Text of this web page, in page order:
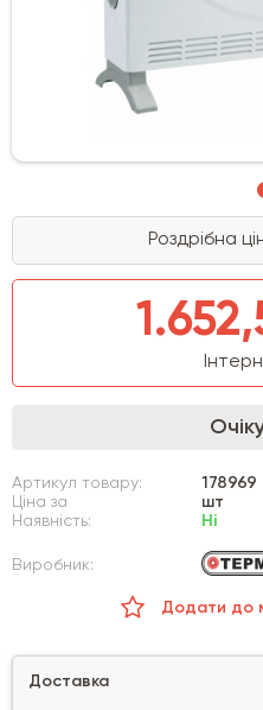
Роздрібна
Артикул товару:
178969
Ціна за
шт
Наявність:
Ні
Виробник:
Додати до
Доставка